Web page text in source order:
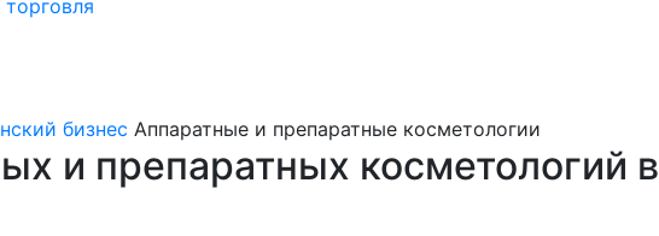
бизнес Аппаратные и препаратные косметологии
и препаратных косметологий в